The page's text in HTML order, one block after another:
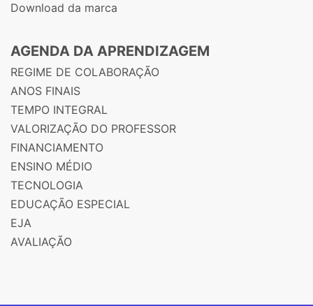
Download da marca
AGENDA DA APRENDIZAGEM
REGIME DE COLABORAÇÃO
ANOS FINAIS
TEMPO INTEGRAL
VALORIZAÇÃO DO PROFESSOR
FINANCIAMENTO
ENSINO MÉDIO
TECNOLOGIA
EDUCAÇÃO ESPECIAL
EJA
AVALIAÇÃO